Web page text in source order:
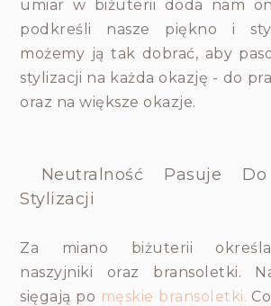
umiar w biżuterii doda nam
podkreśli nasze piękno i
możemy ją tak dobrać, aby
stylizacji na każda okazję - do
oraz na większe okazje.
Neutralność Pasuje Do
Stylizacji
Za miano biżuterii
naszyjniki oraz bransoletki.
sięgają po męskie bransoletki.